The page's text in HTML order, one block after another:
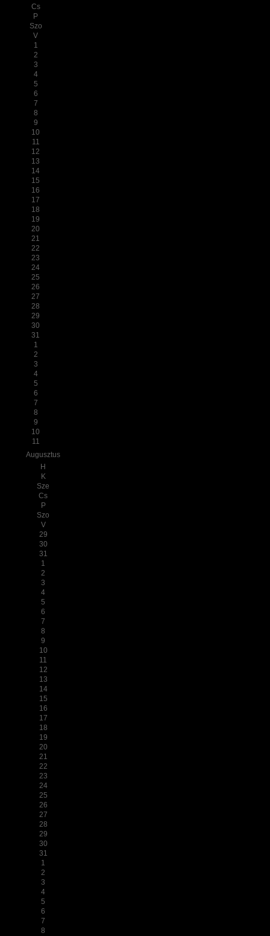
Cs
P
Szo
V
1
2
3
4
5
6
7
8
9
10
11
12
13
14
15
16
17
18
19
20
21
22
23
24
25
26
27
28
29
30
31
1
2
3
4
5
6
7
8
9
10
11
Augusztus
H
K
Sze
Cs
P
Szo
V
29
30
31
1
2
3
4
5
6
7
8
9
10
11
12
13
14
15
16
17
18
19
20
21
22
23
24
25
26
27
28
29
30
31
1
2
3
4
5
6
7
8